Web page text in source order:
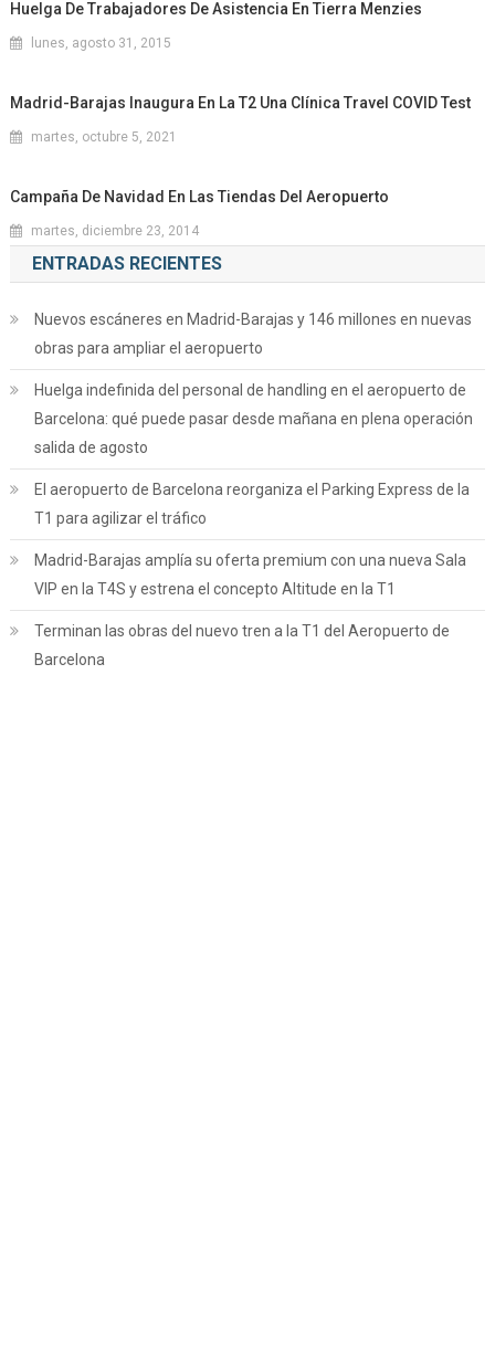
Huelga De Trabajadores De Asistencia En Tierra Menzies
lunes, agosto 31, 2015
Madrid-Barajas Inaugura En La T2 Una Clínica Travel COVID Test
martes, octubre 5, 2021
Campaña De Navidad En Las Tiendas Del Aeropuerto
martes, diciembre 23, 2014
ENTRADAS RECIENTES
Nuevos escáneres en Madrid-Barajas y 146 millones en nuevas
obras para ampliar el aeropuerto
Huelga indefinida del personal de handling en el aeropuerto de
Barcelona: qué puede pasar desde mañana en plena operación
salida de agosto
El aeropuerto de Barcelona reorganiza el Parking Express de la
T1 para agilizar el tráfico
Madrid-Barajas amplía su oferta premium con una nueva Sala
VIP en la T4S y estrena el concepto Altitude en la T1
Terminan las obras del nuevo tren a la T1 del Aeropuerto de
Barcelona